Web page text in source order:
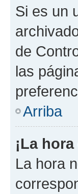
Si es un
de
las
Arriba
¡La
La hora